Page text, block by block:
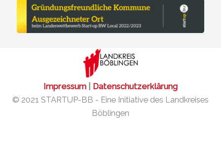
Impressum
Datenschutzerklärung
© 2021 STARTUP-BB - Eine Initiative des Landkreises
Böblingen